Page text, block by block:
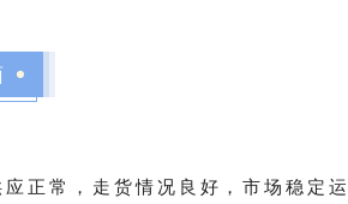
正常，走货情况良好，市场稳定运